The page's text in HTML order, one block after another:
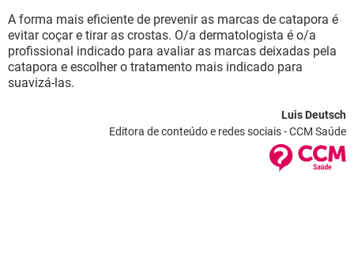
A forma mais eficiente de prevenir as marcas de catapora é
evitar coçar e tirar as crostas. O/a dermatologista é o/a
profissional indicado para avaliar as marcas deixadas pela
catapora e escolher o tratamento mais indicado para
suavizá-las.
Luis Deutsch
Editora de conteúdo e redes sociais - CCM Saúde